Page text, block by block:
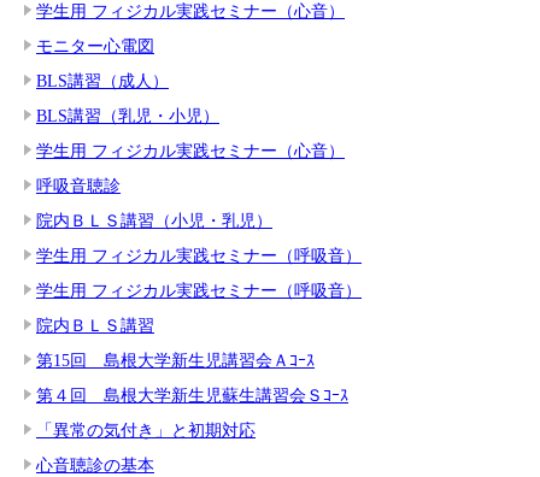
学生用 フィジカル実践セミナー（心音）
モニター心電図
BLS講習（成人）
BLS講習（乳児・小児）
学生用 フィジカル実践セミナー（心音）
呼吸音聴診
院内ＢＬＳ講習（小児・乳児）
学生用 フィジカル実践セミナー（呼吸音）
学生用 フィジカル実践セミナー（呼吸音）
院内ＢＬＳ講習
第15回 島根大学新生児講習会Ａｺｰｽ
第４回 島根大学新生児蘇生講習会Ｓｺｰｽ
「異常の気付き」と初期対応
心音聴診の基本